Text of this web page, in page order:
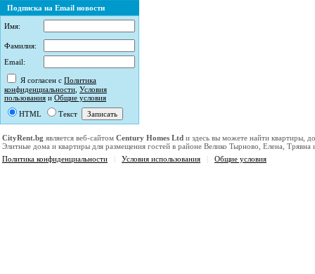
Подписка на Email новости
Имя:
Фамилия:
Email:
Я согласен с Политика
конфиденциальности Условия
пользования и Общие условия
HTML
Текст
CityRent.bg является веб-сайтомCentury Homes Ltd и здесь вы можете найти квартиры,
Элитные дома и квартиры для размещения гостей в районе Велико Тырново, Елена,
Политика конфиденциальности
Условия использования Общие условия